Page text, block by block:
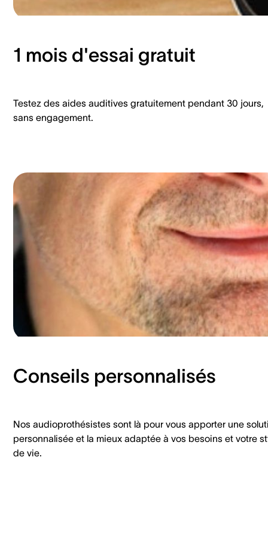
1 mois d'essai gratuit
Testez des aides auditives gratuitement pendant 30 jours,
sans engagement.
Conseils personnalisés
Nos audioprothésistes sont là pour vous apporter une
personnalisée et la mieux adaptée à vos besoins et votre
de vie.